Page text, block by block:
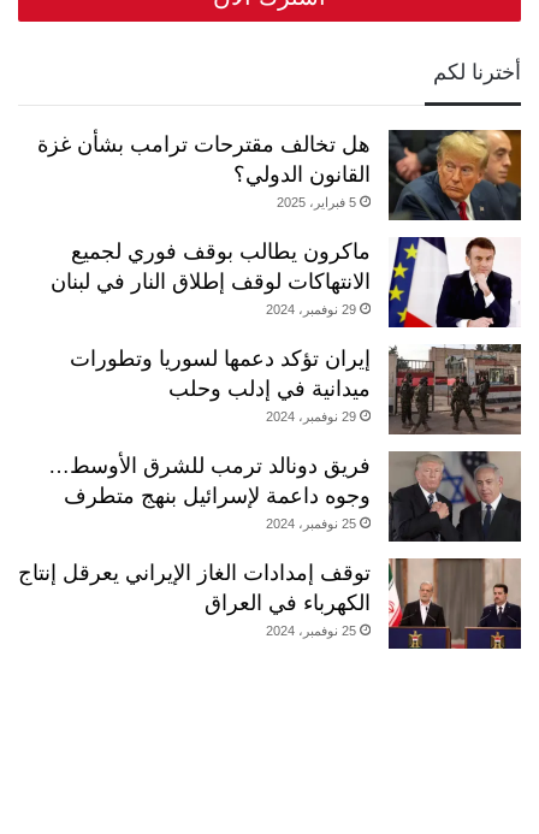
أخترنا لكم
هل تخالف مقترحات ترامب بشأن غزة
القانون الدولي؟
5 فبراير، 2025
ماكرون يطالب بوقف فوري لجميع
الانتهاكات لوقف إطلاق النار في لبنان
29 نوفمبر، 2024
إيران تؤكد دعمها لسوريا وتطورات
ميدانية في إدلب وحلب
29 نوفمبر، 2024
فريق دونالد ترمب للشرق الأوسط…
وجوه داعمة لإسرائيل بنهج متطرف
25 نوفمبر، 2024
توقف إمدادات الغاز الإيراني يعرقل إنتاج
الكهرباء في العراق
25 نوفمبر، 2024